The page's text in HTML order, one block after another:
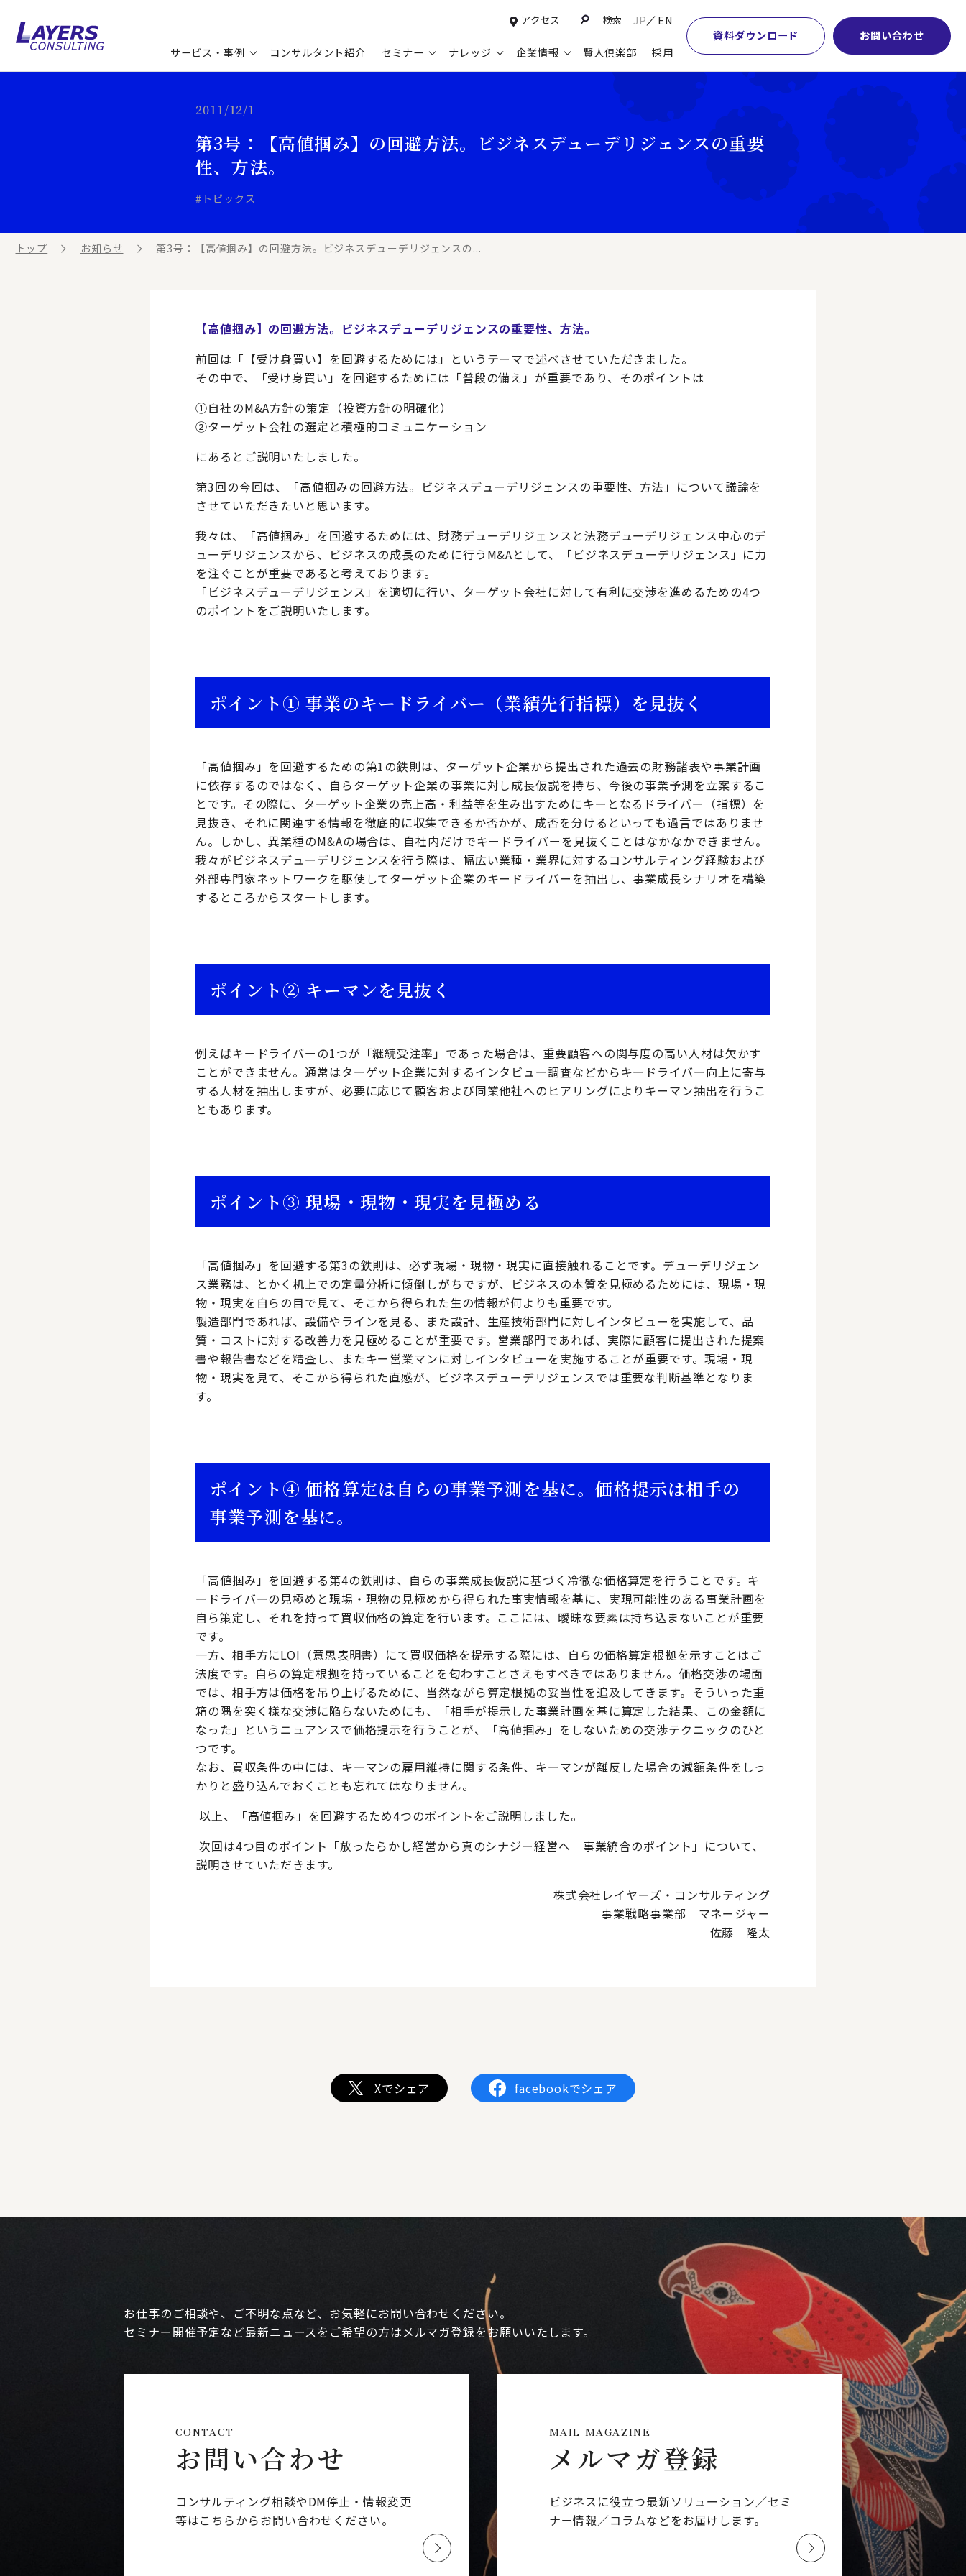
アクセス 検索 JP EN
サービス・事例 コンサルタント紹介 セミナー ナレッジ 企業情報 賢人倶楽部 採用
資料ダウンロード お問い合わせ
コンサルティングサービス
コンサルティング事例
お客様の声
M&A支援
本社・間接業務改革
サプライチェーンマネジメント
物流改革
ヒューマンリソースマネジメント
ビジネスプロセスアウトソーシング
AI・DX・ERP
セミナー情報
最新ソリューション
ビジネス用語集
動画ライブラリ
広報・CSR
営業・マーケティング
設計・開発・生産・調達
【特集】会計システム刷新
【特集】CFO革新
【特集】ポスト2027年の基幹システム
連載／寄稿／書籍
経営諮問委員紹介
学術顧問紹介
DE&I推進の取り組み
グループ会社
グローバルネットワーク
アクセス
2011/12/1
第3号：【高値掴み】の回避方法。ビジネスデューデリジェンスの重要
性、方法。
#トピックス
トップ お知らせ 第3号：【高値掴み】の回避方法。ビジネスデューデリジェンスの...
【高値掴み】の回避方法。ビジネスデューデリジェンスの重要性、方法。
前回は「【受け身買い】を回避するためには」というテーマで述べさせていただきました。
その中で、「受け身買い」を回避するためには「普段の備え」が重要であり、そのポイントは
①自社のM&A方針の策定（投資方針の明確化）
②ターゲット会社の選定と積極的コミュニケーション
にあるとご説明いたしました。
第3回の今回は、「高値掴みの回避方法。ビジネスデューデリジェンスの重要性、方法」について議論を
させていただきたいと思います。
我々は、「高値掴み」を回避するためには、財務デューデリジェンスと法務デューデリジェンス中心のデ
ューデリジェンスから、ビジネスの成長のために行うM&Aとして、「ビジネスデューデリジェンス」に力
を注ぐことが重要であると考えております。
「ビジネスデューデリジェンス」を適切に行い、ターゲット会社に対して有利に交渉を進めるための4つ
のポイントをご説明いたします。
ポイント① 事業のキードライバー（業績先行指標）を見抜く
「高値掴み」を回避するための第1の鉄則は、ターゲット企業から提出された過去の財務諸表や事業計画
に依存するのではなく、自らターゲット企業の事業に対し成長仮説を持ち、今後の事業予測を立案するこ
とです。その際に、ターゲット企業の売上高・利益等を生み出すためにキーとなるドライバー（指標）を
見抜き、それに関連する情報を徹底的に収集できるか否かが、成否を分けるといっても過言ではありませ
ん。しかし、異業種のM&Aの場合は、自社内だけでキードライバーを見抜くことはなかなかできません。
我々がビジネスデューデリジェンスを行う際は、幅広い業種・業界に対するコンサルティング経験および
外部専門家ネットワークを駆使してターゲット企業のキードライバーを抽出し、事業成長シナリオを構築
するところからスタートします。
ポイント② キーマンを見抜く
例えばキードライバーの1つが「継続受注率」であった場合は、重要顧客への関与度の高い人材は欠かす
ことができません。通常はターゲット企業に対するインタビュー調査などからキードライバー向上に寄与
する人材を抽出しますが、必要に応じて顧客および同業他社へのヒアリングによりキーマン抽出を行うこ
ともあります。
ポイント③ 現場・現物・現実を見極める
「高値掴み」を回避する第3の鉄則は、必ず現場・現物・現実に直接触れることです。デューデリジェン
ス業務は、とかく机上での定量分析に傾倒しがちですが、ビジネスの本質を見極めるためには、現場・現
物・現実を自らの目で見て、そこから得られた生の情報が何よりも重要です。
製造部門であれば、設備やラインを見る、また設計、生産技術部門に対しインタビューを実施して、品
質・コストに対する改善力を見極めることが重要です。営業部門であれば、実際に顧客に提出された提案
書や報告書などを精査し、またキー営業マンに対しインタビューを実施することが重要です。現場・現
物・現実を見て、そこから得られた直感が、ビジネスデューデリジェンスでは重要な判断基準となりま
す。
ポイント④ 価格算定は自らの事業予測を基に。価格提示は相手の
事業予測を基に。
「高値掴み」を回避する第4の鉄則は、自らの事業成長仮説に基づく冷徹な価格算定を行うことです。キ
ードライバーの見極めと現場・現物の見極めから得られた事実情報を基に、実現可能性のある事業計画を
自ら策定し、それを持って買収価格の算定を行います。ここには、曖昧な要素は持ち込まないことが重要
です。
一方、相手方にLOI（意思表明書）にて買収価格を提示する際には、自らの価格算定根拠を示すことはご
法度です。自らの算定根拠を持っていることを匂わすことさえもすべきではありません。価格交渉の場面
では、相手方は価格を吊り上げるために、当然ながら算定根拠の妥当性を追及してきます。そういった重
箱の隅を突く様な交渉に陥らないためにも、「相手が提示した事業計画を基に算定した結果、この金額に
なった」というニュアンスで価格提示を行うことが、「高値掴み」をしないための交渉テクニックのひと
つです。
なお、買収条件の中には、キーマンの雇用維持に関する条件、キーマンが離反した場合の減額条件をしっ
かりと盛り込んでおくことも忘れてはなりません。
以上、「高値掴み」を回避するため4つのポイントをご説明しました。
次回は4つ目のポイント「放ったらかし経営から真のシナジー経営へ 事業統合のポイント」について、
説明させていただきます。
株式会社レイヤーズ・コンサルティング
事業戦略事業部 マネージャー
佐藤 隆太
Xでシェア facebookでシェア
お仕事のご相談や、ご不明な点など、お気軽にお問い合わせください。
セミナー開催予定など最新ニュースをご希望の方はメルマガ登録をお願いいたします。
CONTACT
お問い合わせ
コンサルティング相談やDM停止・情報変更
等はこちらからお問い合わせください。
MAIL MAGAZINE
メルマガ登録
ビジネスに役立つ最新ソリューション／セミ
ナー情報／コラムなどをお届けします。